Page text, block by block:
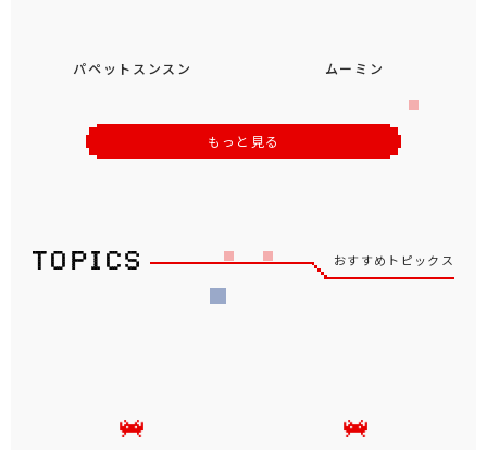
パペットスンスン ムーミン
もっと見る
おすすめトピックス